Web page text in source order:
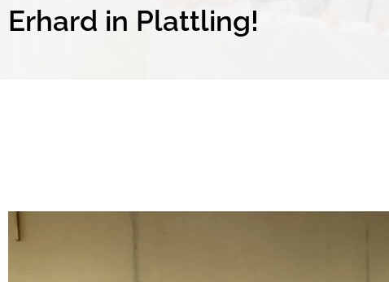
Erhard in Plattling!